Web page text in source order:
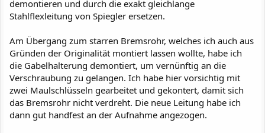
demontieren und durch die exakt gleichlange
Stahlflexleitung von Spiegler ersetzen.
Am Übergang zum starren Bremsrohr, welches ich auch aus
Gründen der Originalität montiert lassen wollte, habe ich
die Gabelhalterung demontiert, um vernünftig an die
Verschraubung zu gelangen. Ich habe hier vorsichtig mit
zwei Maulschlüsseln gearbeitet und gekontert, damit sich
das Bremsrohr nicht verdreht. Die neue Leitung habe ich
dann gut handfest an der Aufnahme angezogen.